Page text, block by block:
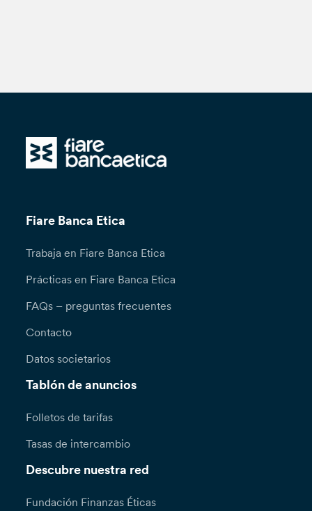
Fiare Banca Etica
Trabaja en Fiare Banca Etica
Prácticas en Fiare Banca Etica
FAQs – preguntas frecuentes
Contacto
Datos societarios
Tablón de anuncios
Folletos de tarifas
Tasas de intercambio
Descubre nuestra red
Fundación Finanzas Éticas